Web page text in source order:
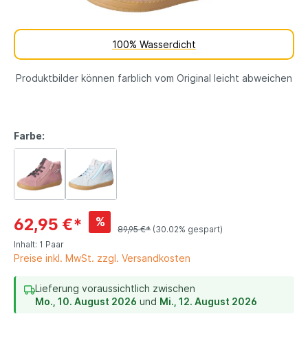
100% Wasserdicht
Produktbilder können farblich vom Original leicht abweichen
Farbe:
62,95 €* %
89,95 €* (30.02% gespart)
Inhalt: 1 Paar
Preise inkl. MwSt. zzgl. Versandkosten
Lieferung voraussichtlich zwischen
Mo., 10. August 2026 und Mi., 12. August 2026